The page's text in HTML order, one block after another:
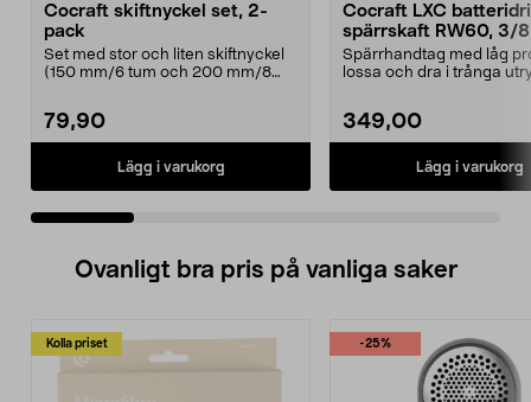
Cocraft skiftnyckel set, 2-
pack
Set med stor och liten skiftnyckel
(150 mm/6 tum och 200 mm/8
79,90
Lägg i varukorg
Cocraft LXC
spärrskaft RW60, 3/
tum, 18 V
Spärrhandtag med låg
lossa och dra i trånga
349,00
Lägg i varukorg
Ovanligt bra pris på vanliga saker
Kolla priset -25%